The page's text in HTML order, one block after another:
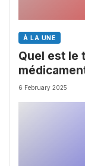
À LA UNE
Quel est le
chez les Big
6 February 2025